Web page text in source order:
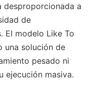
desproporcionada a
de
El modelo Like To
una solución de
pesado ni
ejecución masiva.